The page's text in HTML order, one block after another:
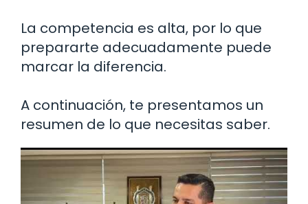
La competencia es alta, por lo que
prepararte adecuadamente puede
marcar la diferencia.
A continuación, te presentamos un
resumen de lo que necesitas saber.